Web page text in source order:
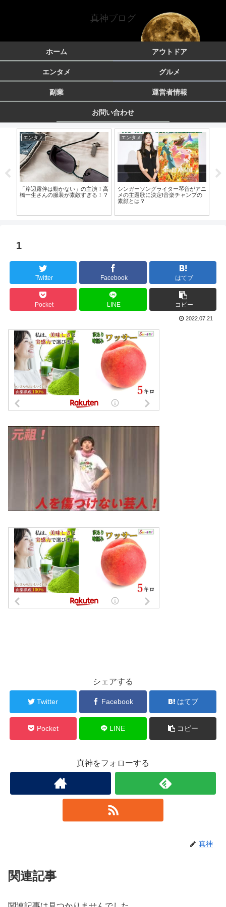
真神ブログ
ホーム アウトドア
エンタメ グルメ
副業 運営者情報
お問い合わせ
エンタメ
「岸辺露伴は動かない」の主演！高
橋一生さんの服装が素敵すぎる！？
エンタメ
シンガーソングライター琴音がアニ
メの主題歌に決定!音楽チャンプの
素顔とは？
1
Twitter Facebook はてブ
Pocket LINE コピー
2022.07.21
シェアする
Twitter Facebook はてブ
Pocket LINE コピー
真神をフォローする
真神
関連記事